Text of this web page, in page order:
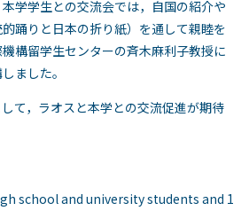
学学生との交流会では，自国の紹介や
踊りと日本の折り紙）を通して親睦を
構留学生センターの斉木麻利子教授に
ました。
て，ラオスと本学との交流促進が期待
school and university students and 1